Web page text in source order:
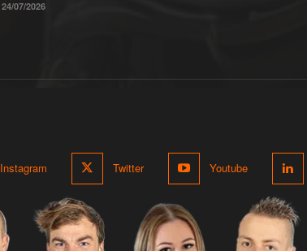
24/07/2026
Instagram Twitter Youtube